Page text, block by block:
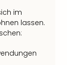
im
lassen.